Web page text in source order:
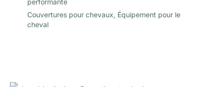
Couvertures pour chevaux, Équipement pour le
cheval